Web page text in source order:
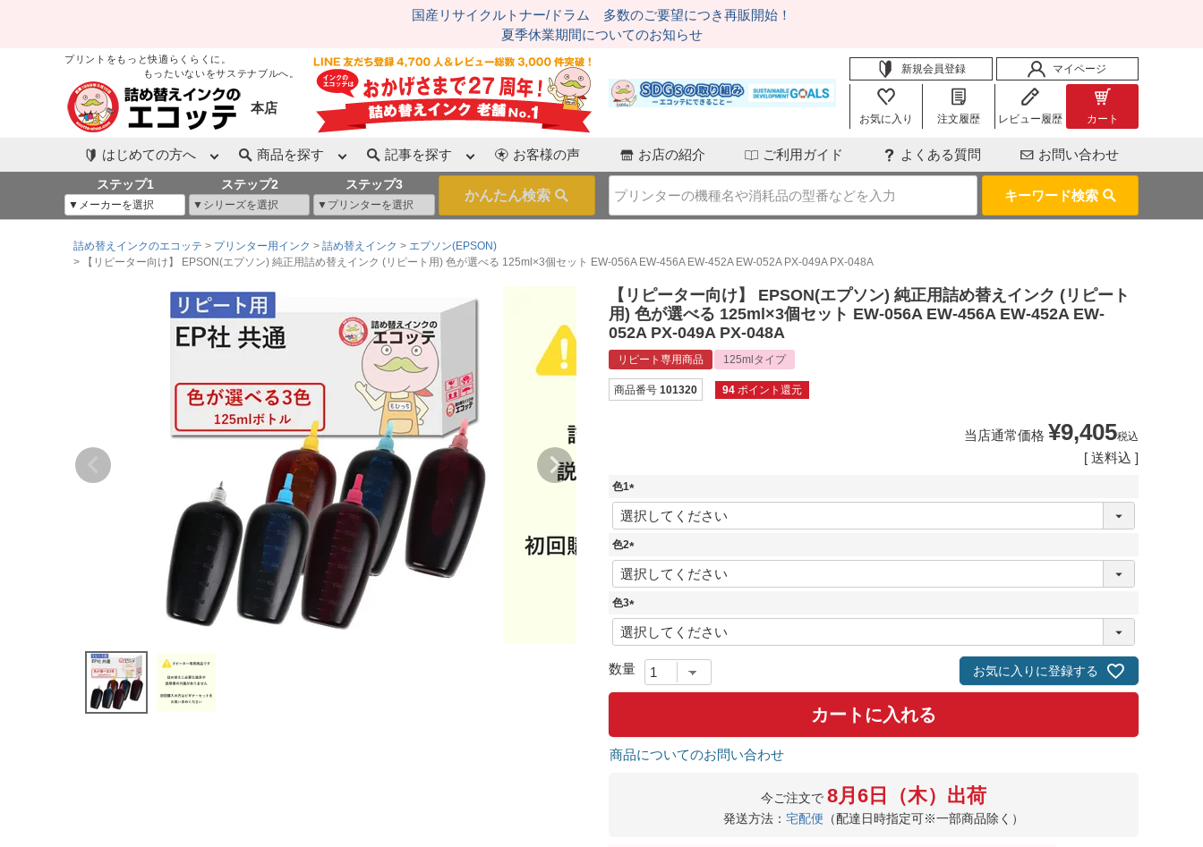
国産リサイクルトナー/ドラム 多数のご要望につき再販開始！
夏季休業期間についてのお知らせ
プリントをもっと快適らくらくに。
もったいないをサステナブルへ。
本店
新規会員登録 マイページ
お気に入り 注文履歴 レビュー履歴 カート
はじめての方へ 商品を探す 記事を探す お客様の声 お店の紹介 ご利用ガイド よくある質問 お問い合わせ
ステップ1 ステップ2 ステップ3
キーワード検索
詰め替えインクのエコッテ プリンター用インク 詰め替えインク
エプソン(EPSON)
【リピーター向け】 EPSON(エプソン) 純正用詰め替えインク (リピート用) 色が選べる 125ml×3個セット EW-056A EW-456A EW-452A EW-052A PX-049A PX-048A
【リピーター向け】 EPSON(エプソン) 純正用詰め替えインク (リピート
用) 色が選べる 125ml×3個セット EW-056A EW-456A EW-452A EW-
052A PX-049A PX-048A
リピート専用商品 125mlタイプ
商品番号 101320 94 ポイント還元
当店通常価格 ¥9,405税込
送料込
色1
(
必
色2
(
必
色3
(
必
)
お気に入りに登録する
カートに入れる
商品についてのお問い合わせ
今ご注文で 8月6日（木）出荷
発送方法： 宅配便 （配達日時指定可※一部商品除く）